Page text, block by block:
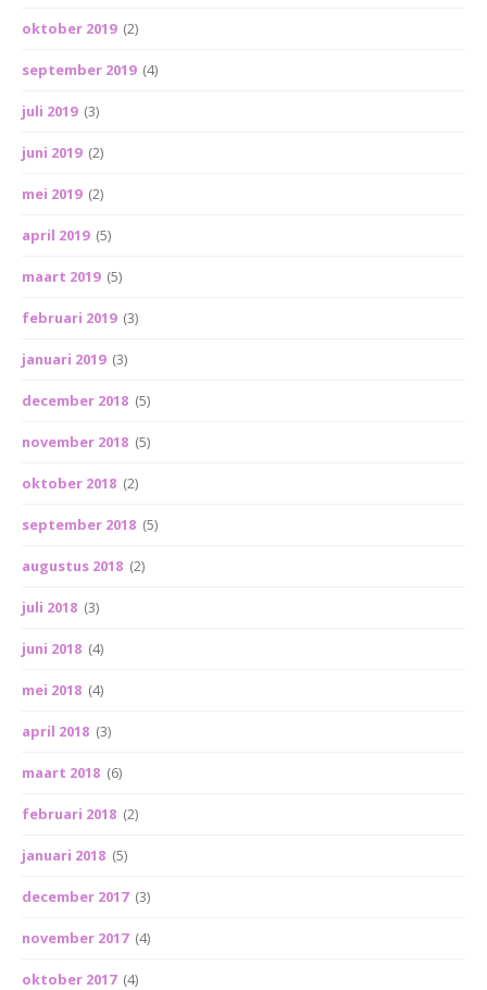
oktober 2019 (2)
september 2019 (4)
juli 2019 (3)
juni 2019 (2)
mei 2019 (2)
april 2019 (5)
maart 2019 (5)
februari 2019 (3)
januari 2019 (3)
december 2018 (5)
november 2018 (5)
oktober 2018 (2)
september 2018 (5)
augustus 2018 (2)
juli 2018 (3)
juni 2018 (4)
mei 2018 (4)
april 2018 (3)
maart 2018 (6)
februari 2018 (2)
januari 2018 (5)
december 2017 (3)
november 2017 (4)
oktober 2017 (4)